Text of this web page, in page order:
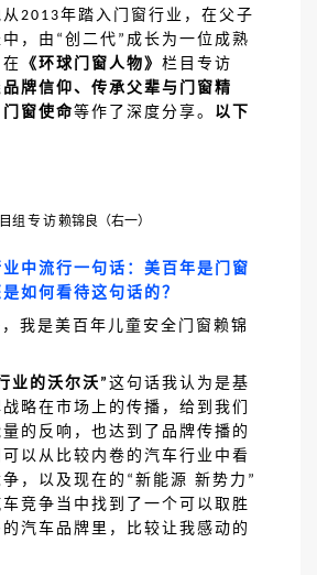
2013年踏入门窗行业，在父子
，由 “ 创二代 ” 成长为一位成熟
《环球门窗人物》 栏目专访
品牌信仰、传承父辈与门窗精
窗使命等作了深度分享。 以下
组专访赖锦良（右一）
中流行一句话：美百年是门窗
如何看待这句话的？
我是美百年儿童安全门窗赖锦
业的沃尔沃” 这句话我认为是基
略在市场上的传播，给到我们
的反响，也达到了品牌传播的
以从比较内卷的汽车行业中看
，以及现在的 “ 新能源 新势力 ”
竞争当中找到了一个可以取胜
汽车品牌里，比较让我感动的